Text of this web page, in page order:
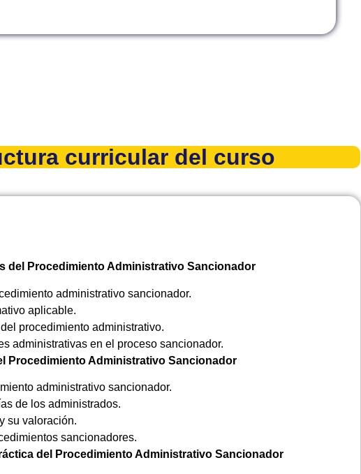
curricular del curso
del Procedimiento Administrativo Sancionador
administrativo sancionador.
aplicable.
procedimiento administrativo.
administrativas en el proceso sancionador.
Procedimiento Administrativo Sancionador
administrativo sancionador.
de los administrados.
su valoración.
sancionadores.
del Procedimiento Administrativo Sancionador